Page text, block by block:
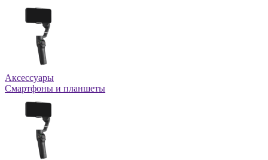
Аксессуары
Смартфоны и планшеты